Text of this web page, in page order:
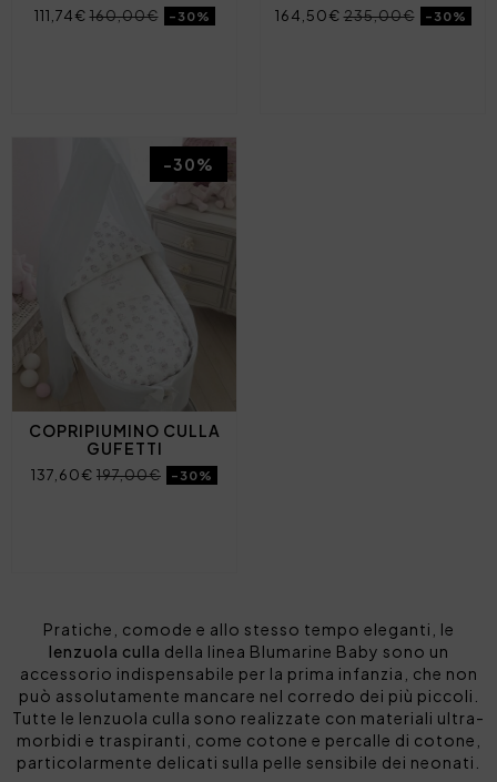
111,74€160,00€ -30% 164,50€235,00€ -30%
COPRIPIUMINO CULLA
GUFETTI
137,60€ 197,00€ -30%
-30%
Pratiche, comode e allo stesso tempo eleganti, le
lenzuola culla della linea Blumarine Baby sono un
accessorio indispensabile per la prima infanzia, che non
può assolutamente mancare nel corredo dei più piccoli.
Tutte le lenzuola culla sono realizzate con materiali ultra-
morbidi e traspiranti, come cotone e percalle di cotone,
particolarmente delicati sulla pelle sensibile dei neonati.